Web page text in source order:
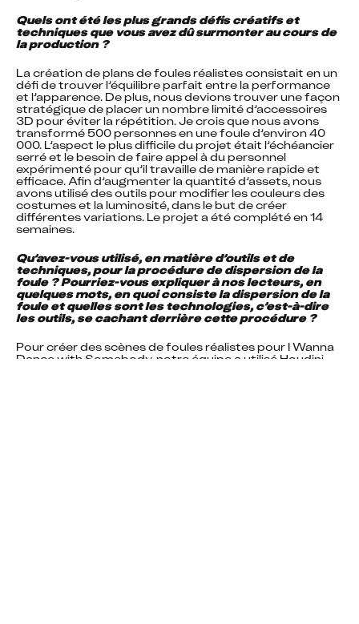
Quels ont été les plus grands défis créatifs et
techniques que vous avez dû surmonter au cours de
la production ?
La création de plans de foules réalistes consistait en un
défi de trouver l’équilibre parfait entre la performance
et l’apparence. De plus, nous devions trouver une façon
stratégique de placer un nombre limité d’accessoires
3D pour éviter la répétition. Je crois que nous avons
transformé 500 personnes en une foule d’environ 40
000. L’aspect le plus difficile du projet était l’échéancier
serré et le besoin de faire appel à du personnel
expérimenté pour qu’il travaille de manière rapide et
efficace. Afin d’augmenter la quantité d’assets, nous
avons utilisé des outils pour modifier les couleurs des
costumes et la luminosité, dans le but de créer
différentes variations. Le projet a été complété en 14
semaines.
Qu’avez-vous utilisé, en matière d’outils et de
techniques, pour la procédure de dispersion de la
foule ? Pourriez-vous expliquer à nos lecteurs, en
quelques mots, en quoi consiste la dispersion de la
foule et quelles sont les technologies, c’est-à-dire
les outils, se cachant derrière cette procédure ?
Pour créer des scènes de foules réalistes pour I Wanna
Dance with Somebody, notre équipe a utilisé Houdini